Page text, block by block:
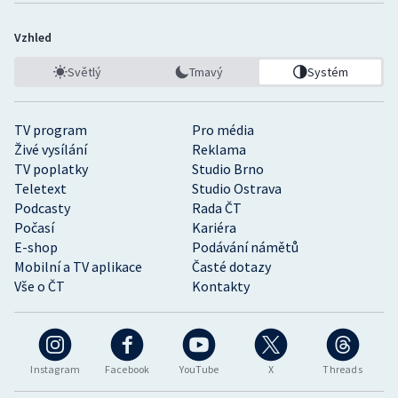
Instagram Facebook YouTube X Threads
TV program
Pro média
Živé vysílání
Reklama
TV poplatky
Studio Brno
Teletext
Studio Ostrava
Podcasty
Rada ČT
Počasí
Kariéra
E-shop
Podávání námětů
Mobilní a TV aplikace
Časté dotazy
Vše o ČT
Kontakty
Vzhled
Světlý Tmavý Systém